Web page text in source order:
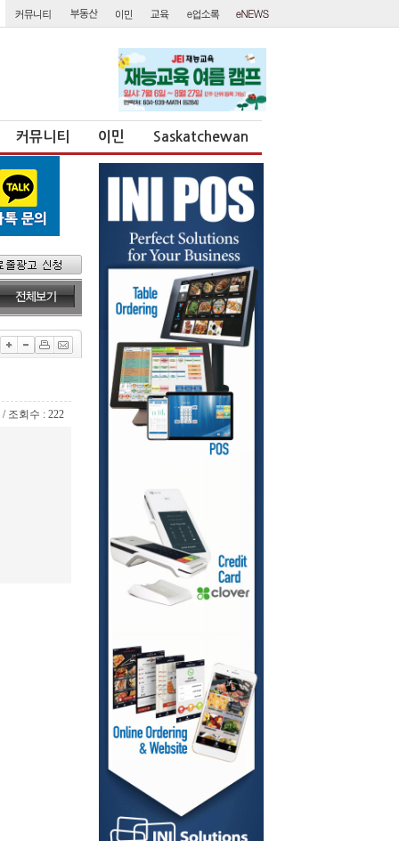
커뮤니티 이민 Saskatchewan
조회수 : 222